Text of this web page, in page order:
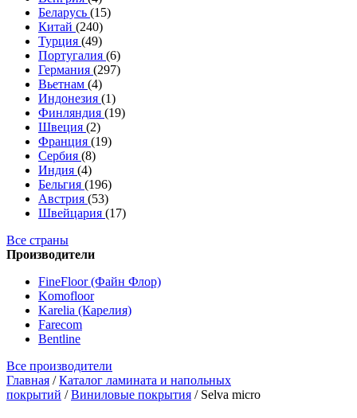
Беларусь (15)
Китай (240)
Турция (49)
Португалия (6)
Германия (297)
Вьетнам (4)
Индонезия (1)
Финляндия (19)
Швеция (2)
Франция (19)
Сербия (8)
Индия (4)
Бельгия (196)
Австрия (53)
Швейцария (17)
Все страны
Производители
FineFloor (Файн Флор)
Komofloor
Karelia (Карелия)
Farecom
Bentline
Все производители
Главная /Каталог ламината и напольных
покрытий /Виниловые покрытия / Selva micro